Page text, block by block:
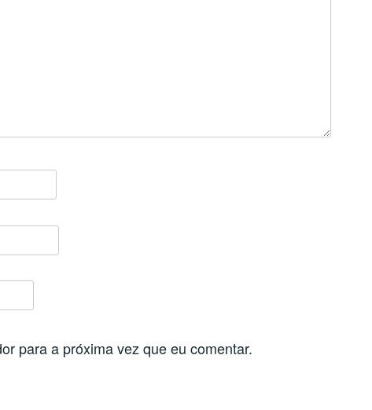
para a próxima vez que eu comentar.